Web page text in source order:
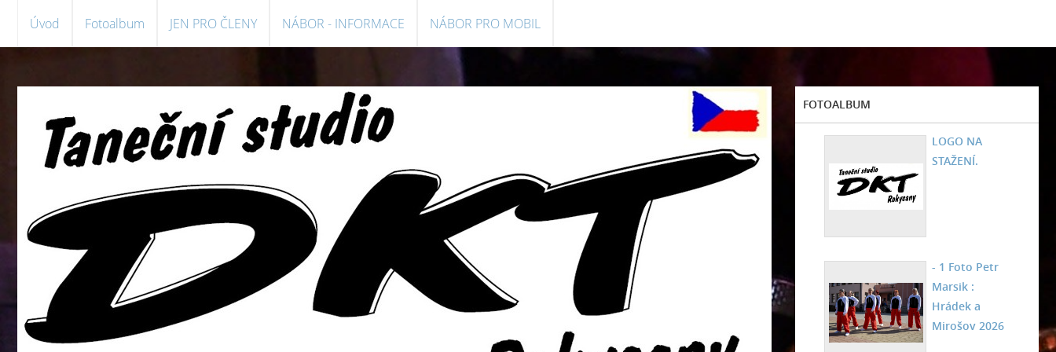
Úvod Fotoalbum JEN PRO ČLENY NÁBOR - INFORMACE NÁBOR PRO MOBIL
FOTOALBUM
LOGO NA
STAŽENÍ.
- 1 Foto Petr
Marsik :
Hrádek a
Mirošov 2026